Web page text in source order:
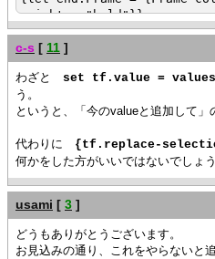
weight = "bold"}}
{let result:Frame =
weight = "bold"}}
{let vl:Frame = {Frame
tf:TextField =
{TextField width = 5cm,
input-method-focus-
e:StartCompositionEvent do
c-s [ 11 ]
わざと set tf.value =
う。
というと、「今のvalueと追加して」
代わりに {tf.replace-
何かをした方がいいではないでしょう
usami [ 3 ]
どうもありがとうございます。
お見込みの通り、これをやらないと